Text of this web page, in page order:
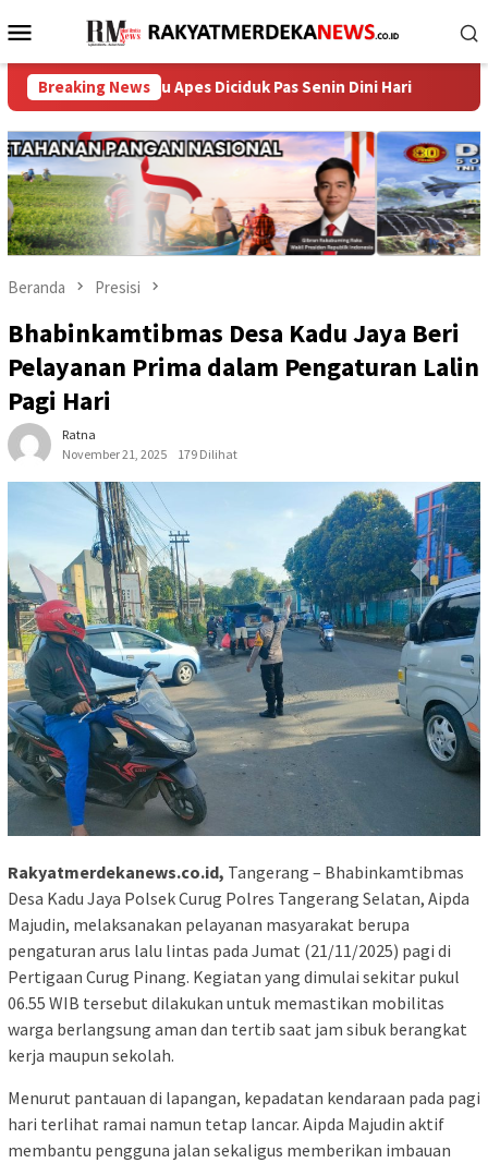
ke
Menu
Mobile
Breaking News
Apes Diciduk Pas Senin Dini Hari Polisi Atensi
Beranda Presisi
Bhabinkamtibmas Desa Kadu Jaya Beri
Pelayanan Prima dalam Pengaturan Lalin
Pagi Hari
Ratna
November 21, 2025
179 Dilihat
Rakyatmerdekanews.co.id, Tangerang – Bhabinkamtibmas
Desa Kadu Jaya Polsek Curug Polres Tangerang Selatan, Aipda
Majudin, melaksanakan pelayanan masyarakat berupa
pengaturan arus lalu lintas pada Jumat (21/11/2025) pagi di
Pertigaan Curug Pinang. Kegiatan yang dimulai sekitar pukul
06.55 WIB tersebut dilakukan untuk memastikan mobilitas
warga berlangsung aman dan tertib saat jam sibuk berangkat
kerja maupun sekolah.
Menurut pantauan di lapangan, kepadatan kendaraan pada pagi
hari terlihat ramai namun tetap lancar. Aipda Majudin aktif
membantu pengguna jalan sekaligus memberikan imbauan